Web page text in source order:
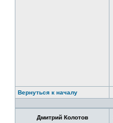
Вернуться к началу
Дмитрий Колотов